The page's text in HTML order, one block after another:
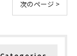
次のページ >